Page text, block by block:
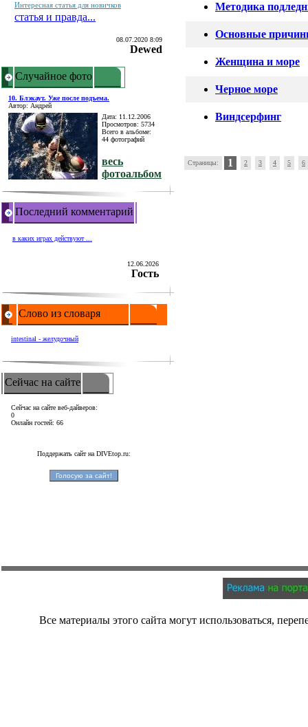
Интересная статья для новичков
статья и правда...
08.07.2020 8:09
Dewed
Случайное фото
10. Блэкаут. Уже после подъема.
Автор: Андрей
Дата: 11.12.2006
Просмотров: 5734
Всего в альбоме:
44 фотографий
весь
фотоальбом
Последний комментарий
в каких играх действуют ...
12.06.2026
Гость
Слово из словаря
intestinal - желудочный
Сейчас на сайте
Сейчас на сайте веб-дайверов:
0
Онлайн гостей: 66
Поддержать сайт на DIVEtop.ru:
Методика
Основные
Женщина и море
Черное море
Виндсерфинг
Страницы: 1 2 3 4 5 6
Все материалы этого сайта могут использоваться,